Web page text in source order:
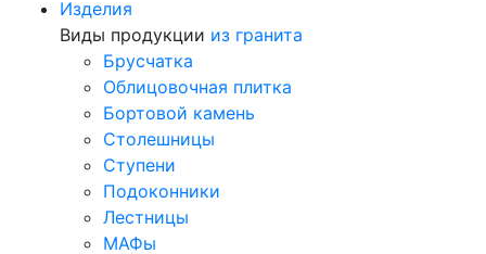
Изделия
Виды продукции из гранита
Брусчатка
Облицовочная плитка
Бортовой камень
Столешницы
Ступени
Подоконники
Лестницы
МАФы